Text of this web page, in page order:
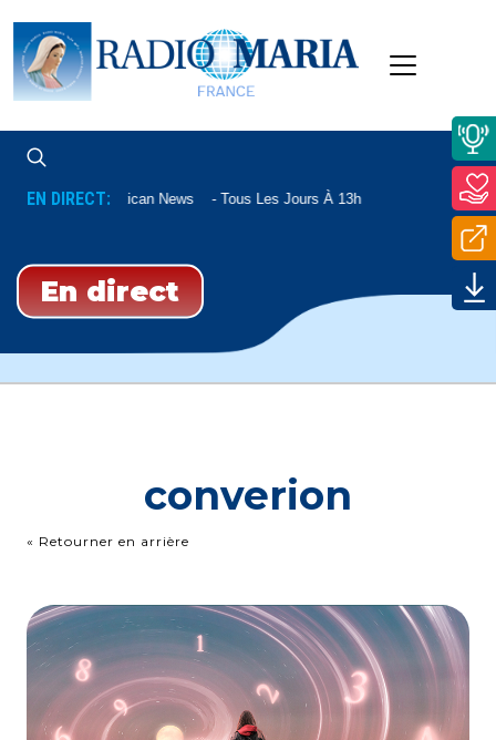
EN DIRECT:Vatican News Tous Les Jours À 13h
En direct
converion
« Retourner en arrière